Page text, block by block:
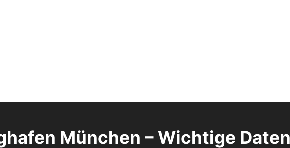
München – Wichtige Daten